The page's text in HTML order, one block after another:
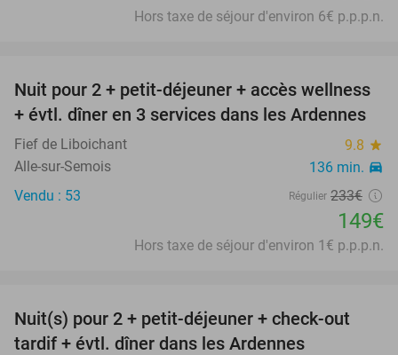
Hors taxe de séjour d'environ 6€ p.p.p.n.
36%
Nuit pour 2 + petit-déjeuner + accès wellness
+ évtl. dîner en 3 services dans les Ardennes
Fief de Liboichant 9.8 star
Alle-sur-Semois 136 min. directions_car
Vendu : 53 Régulier 233€
149€
Hors taxe de séjour d'environ 1€ p.p.p.n.
33%
Nuit(s) pour 2 + petit-déjeuner + check-out
tardif + évtl. dîner dans les Ardennes